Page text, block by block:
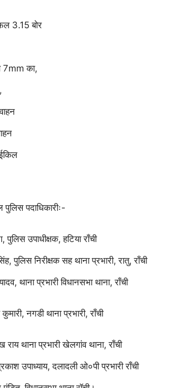
3.15 बोर
7mm का,
पुलिस पदाधिकारीः-
पुलिस उपाधीक्षक, हटिया राँची
पुलिस निरीक्षक सह थाना प्रभारी, रातु, राँची
थाना प्रभारी विधानसभा थाना, राँची
नगडी थाना प्रभारी, राँची
थाना प्रभारी खेलगांव थाना, राँची
उपाध्याय, दलादली ओ०पी प्रभारी राँची